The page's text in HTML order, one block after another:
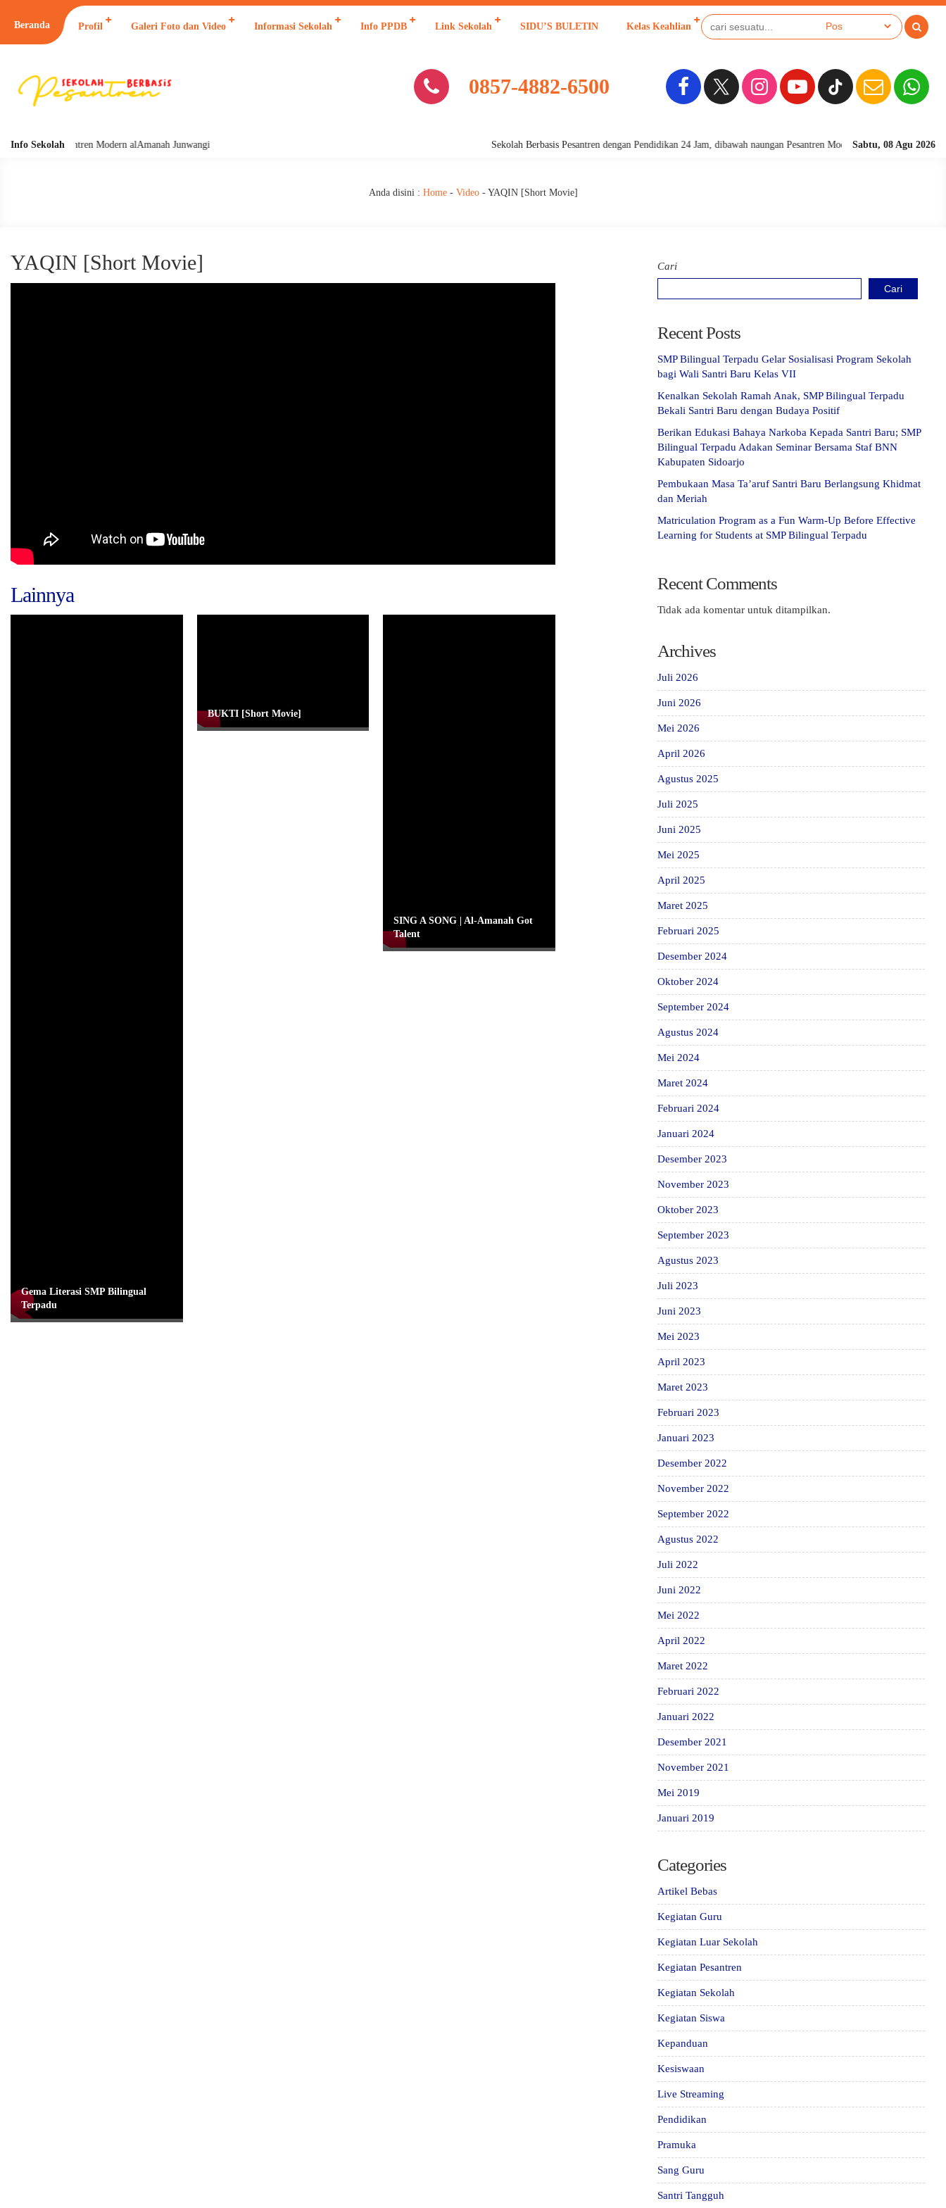
Beranda Profil Galeri Foto dan Video Informasi Sekolah Info PPDB Link Sekolah SIDU’S BULETIN Kelas Keahlian
0857-4882-6500
Info Sekolah Sabtu, 08 Agu 2026
Sekolah Berbasis Pesantren dengan Pendidikan 24 Jam, dibawah naungan Pesantren Modern alAmanah Junwangi
Pesantren Modern alAmanah Junwangi
Anda disini : Home- Video- YAQIN [Short Movie]
YAQIN [Short Movie]
Lainnya
Gema Literasi SMP Bilingual
Terpadu
BUKTI [Short Movie]
SING A SONG | Al-Amanah Got
Talent
Cari
Cari
Recent Posts
SMP Bilingual Terpadu Gelar Sosialisasi Program Sekolah
bagi Wali Santri Baru Kelas VII
Kenalkan Sekolah Ramah Anak, SMP Bilingual Terpadu
Bekali Santri Baru dengan Budaya Positif
Berikan Edukasi Bahaya Narkoba Kepada Santri Baru; SMP
Bilingual Terpadu Adakan Seminar Bersama Staf BNN
Kabupaten Sidoarjo
Pembukaan Masa Ta’aruf Santri Baru Berlangsung Khidmat
dan Meriah
Matriculation Program as a Fun Warm-Up Before Effective
Learning for Students at SMP Bilingual Terpadu
Recent Comments
Tidak ada komentar untuk ditampilkan.
Archives
Juli 2026
Juni 2026
Mei 2026
April 2026
Agustus 2025
Juli 2025
Juni 2025
Mei 2025
April 2025
Maret 2025
Februari 2025
Desember 2024
Oktober 2024
September 2024
Agustus 2024
Mei 2024
Maret 2024
Februari 2024
Januari 2024
Desember 2023
November 2023
Oktober 2023
September 2023
Agustus 2023
Juli 2023
Juni 2023
Mei 2023
April 2023
Maret 2023
Februari 2023
Januari 2023
Desember 2022
November 2022
September 2022
Agustus 2022
Juli 2022
Juni 2022
Mei 2022
April 2022
Maret 2022
Februari 2022
Januari 2022
Desember 2021
November 2021
Mei 2019
Januari 2019
Categories
Artikel Bebas
Kegiatan Guru
Kegiatan Luar Sekolah
Kegiatan Pesantren
Kegiatan Sekolah
Kegiatan Siswa
Kepanduan
Kesiswaan
Live Streaming
Pendidikan
Pramuka
Sang Guru
Santri Tangguh